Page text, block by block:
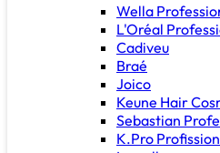
Wella
L'Oréal
Cadiveu
Braé
Joico
Keune Hair
Sebastian
K.Pro